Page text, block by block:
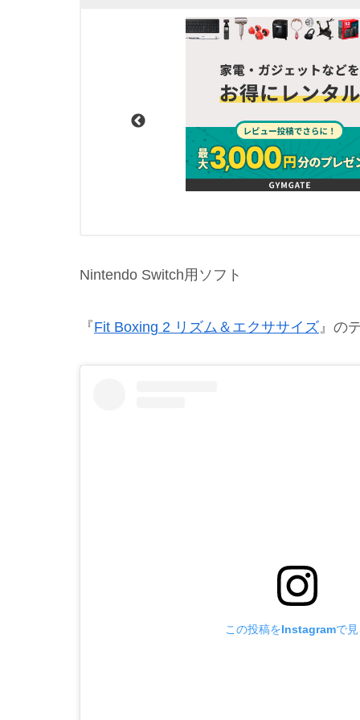
Nintendo Switch用ソフト
『Fit Boxing 2 リズム＆エクササイズ 』の
この投稿をInstagramで